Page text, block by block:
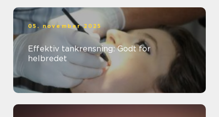
05. november 2025
Effektiv tankrensning: Godt for
helbredet